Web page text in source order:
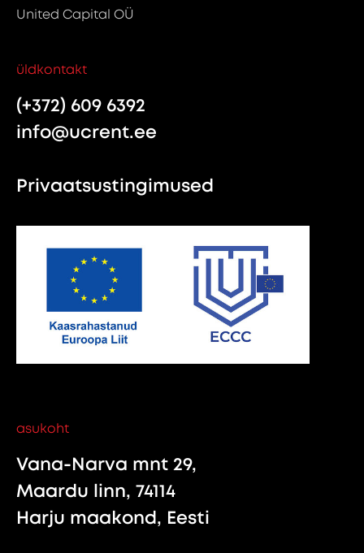
United Capital OÜ
üldkontakt
(+372) 609 6392
info@ucrent.ee
Privaatsustingimused
asukoht
Vana-Narva mnt 29,
Maardu linn, 74114
Harju maakond, Eesti